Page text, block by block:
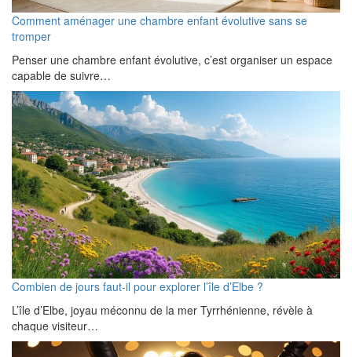
Comment aménager une chambre enfant évolutive sans se
tromper
Penser une chambre enfant évolutive, c’est organiser un espace
capable de suivre…
Combien de jours faut-il pour explorer l’île d’Elbe ?
L’île d’Elbe, joyau méconnu de la mer Tyrrhénienne, révèle à
chaque visiteur…